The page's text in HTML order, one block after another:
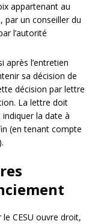
appartenant au
par un conseiller du
l’autorité
après l’entretien
sa décision de
décision par lettre
La lettre doit
la date à
(en tenant compte
CESU ouvre droit,